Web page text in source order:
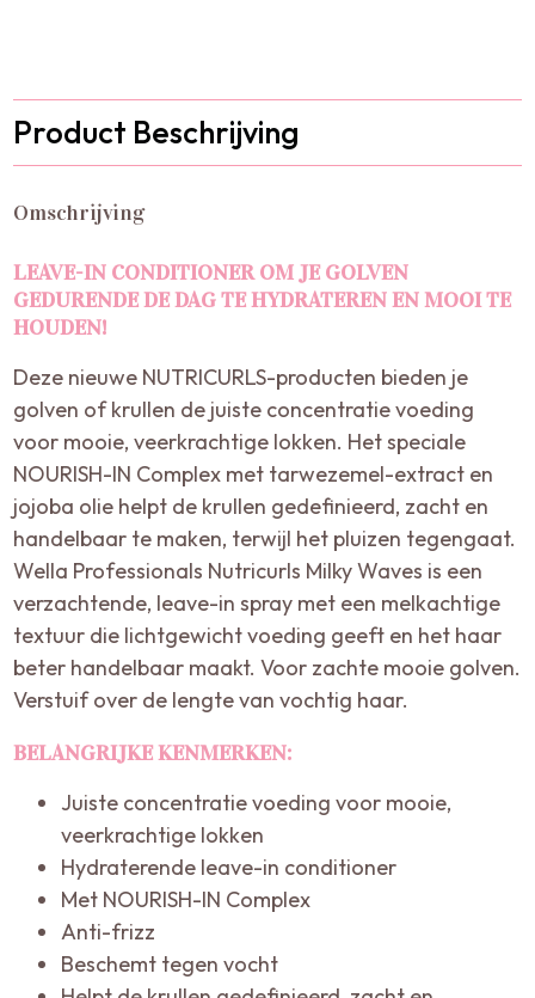
Product Beschrijving
Omschrijving
LEAVE-IN CONDITIONER OM JE GOLVEN
GEDURENDE DE DAG TE HYDRATEREN EN MOOI TE
HOUDEN!
Deze nieuwe NUTRICURLS-producten bieden je
golven of krullen de juiste concentratie voeding
voor mooie, veerkrachtige lokken. Het speciale
NOURISH-IN Complex met tarwezemel-extract en
jojoba olie helpt de krullen gedefinieerd, zacht en
handelbaar te maken, terwijl het pluizen tegengaat.
Wella Professionals Nutricurls Milky Waves is een
verzachtende, leave-in spray met een melkachtige
textuur die lichtgewicht voeding geeft en het haar
beter handelbaar maakt. Voor zachte mooie golven.
Verstuif over de lengte van vochtig haar.
BELANGRIJKE KENMERKEN:
Juiste concentratie voeding voor mooie,
veerkrachtige lokken
Hydraterende leave-in conditioner
Met NOURISH-IN Complex
Anti-frizz
Beschemt tegen vocht